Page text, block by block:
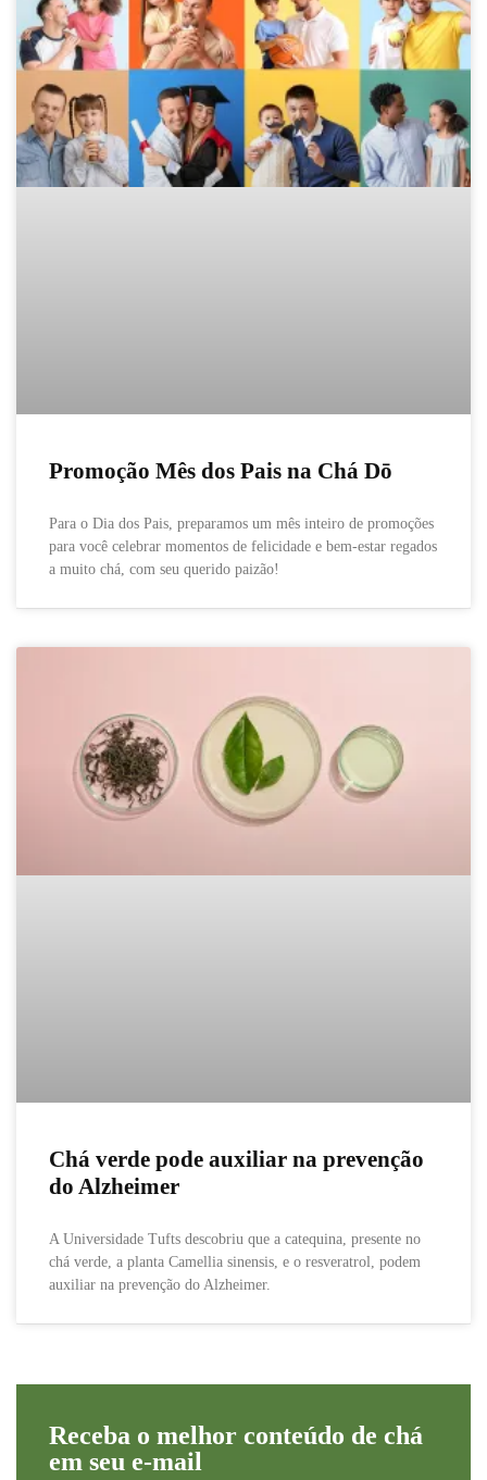
Promoção Mês dos Pais na Chá Dō
Para o Dia dos Pais, preparamos um mês inteiro de promoções
para você celebrar momentos de felicidade e bem-estar regados
a muito chá, com seu querido paizão!
Chá verde pode auxiliar na prevenção
do Alzheimer
A Universidade Tufts descobriu que a catequina, presente no
chá verde, a planta Camellia sinensis, e o resveratrol, podem
auxiliar na prevenção do Alzheimer.
Receba o melhor conteúdo de chá
em seu e-mail